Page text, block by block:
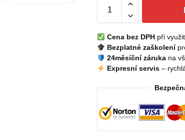
Cena bez DPH při
Bezplatné zaškolení
24měsíční záruka na
Expresní servis –